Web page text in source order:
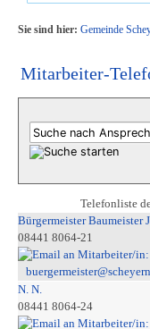
Sie sind hier: Gemeinde
Mitarbeiter-
Telefonliste
Bürgermeister Baumeister
08441 8064-21
N. N.
08441 8064-24